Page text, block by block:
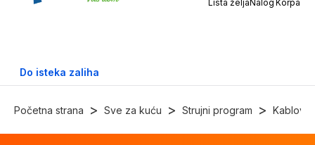
Lista željaNalog Korpa
Do isteka zaliha
Početna strana > Sve za kuću > Strujni program > Kablovi